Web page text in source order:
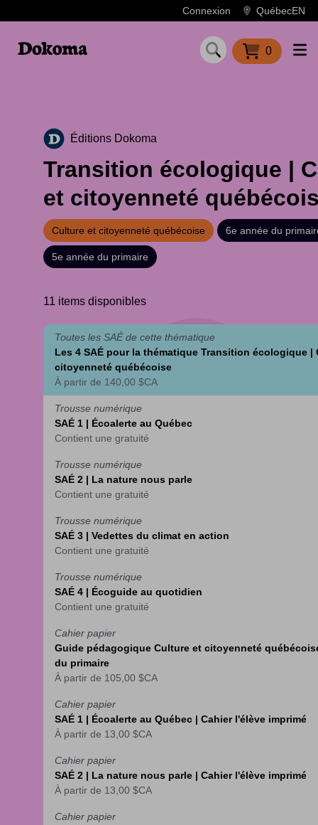
Connexion QuébecEN
0
Éditions Dokoma
Transition écologique |
et citoyenneté
Culture et citoyenneté québécoise 6e année du
5e année du primaire
11 items disponibles
Toutes les SAÉ de cette thématique
Les 4 SAÉ pour la thématique Transition écologique |
citoyenneté québécoise
À partir de 140,00 $CA
Trousse numérique
SAÉ 1 | Écoalerte au Québec
Contient une gratuité
Trousse numérique
SAÉ 2 | La nature nous parle
Contient une gratuité
Trousse numérique
SAÉ 3 | Vedettes du climat en action
Contient une gratuité
Trousse numérique
SAÉ 4 | Écoguide au quotidien
Contient une gratuité
Cahier papier
Guide pédagogique Culture et citoyenneté
du primaire
À partir de 105,00 $CA
Cahier papier
SAÉ 1 | Écoalerte au Québec | Cahier l'élève imprimé
À partir de 13,00 $CA
Cahier papier
SAÉ 2 | La nature nous parle | Cahier l'élève imprimé
À partir de 13,00 $CA
Cahier papier